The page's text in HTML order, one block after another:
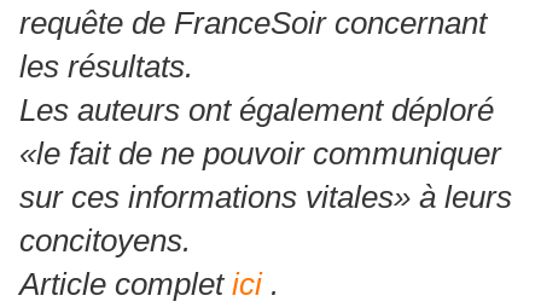
requête de FranceSoir concernant
les résultats.
Les auteurs ont également déploré
«le fait de ne pouvoir communiquer
sur ces informations vitales» à leurs
concitoyens.
Article complet ici.